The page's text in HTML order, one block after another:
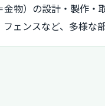
物）の設計・製作・
ェンスなど、多様な